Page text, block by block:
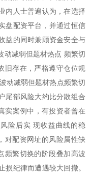
内人士普遍认为，在选择
盘配资平台，并通过恒信
益的同时兼顾资金安全与
动减弱但题材热点 频繁切
旧存在，严格遵守仓位规
动减弱但题材热点频繁切
尾部风险大约比分散组合
实案例中，有投资者曾在
险后实 现收益曲线的稳
对配资网址的风险属性缺
频繁切换的阶段叠加高波
纪律而遭遇较大回撤。